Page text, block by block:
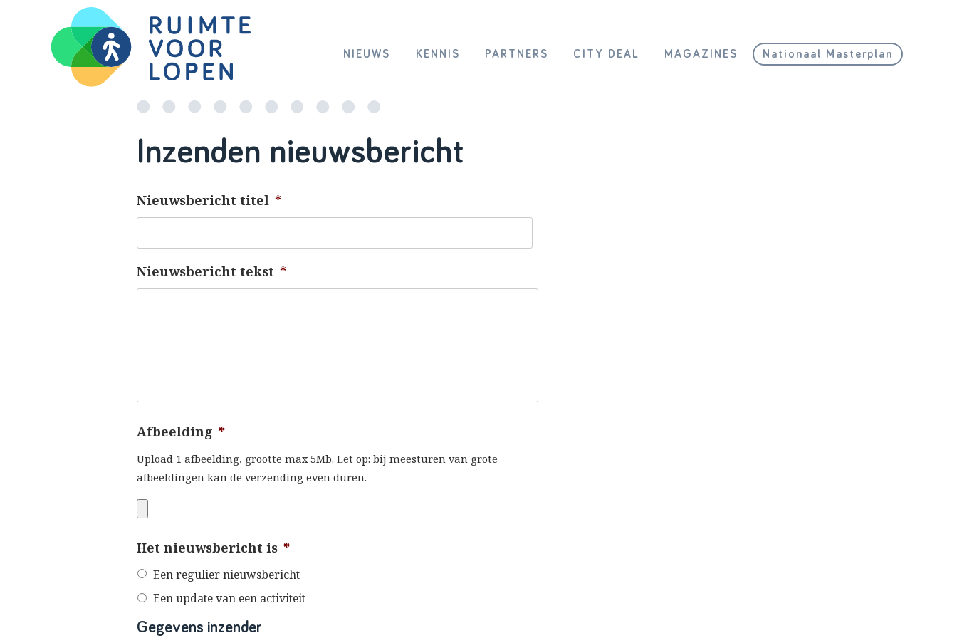
NIEUWS KENNIS PARTNERS CITY DEAL MAGAZINES Nationaal Masterplan
Inzenden nieuwsbericht
Nieuwsbericht titel *
Nieuwsbericht tekst *
Afbeelding *
Upload 1 afbeelding, grootte max 5Mb. Let op: bij meesturen van grote
afbeeldingen kan de verzending even duren.
Het nieuwsbericht is *
Een regulier nieuwsbericht
Een update van een activiteit
Gegevens inzender